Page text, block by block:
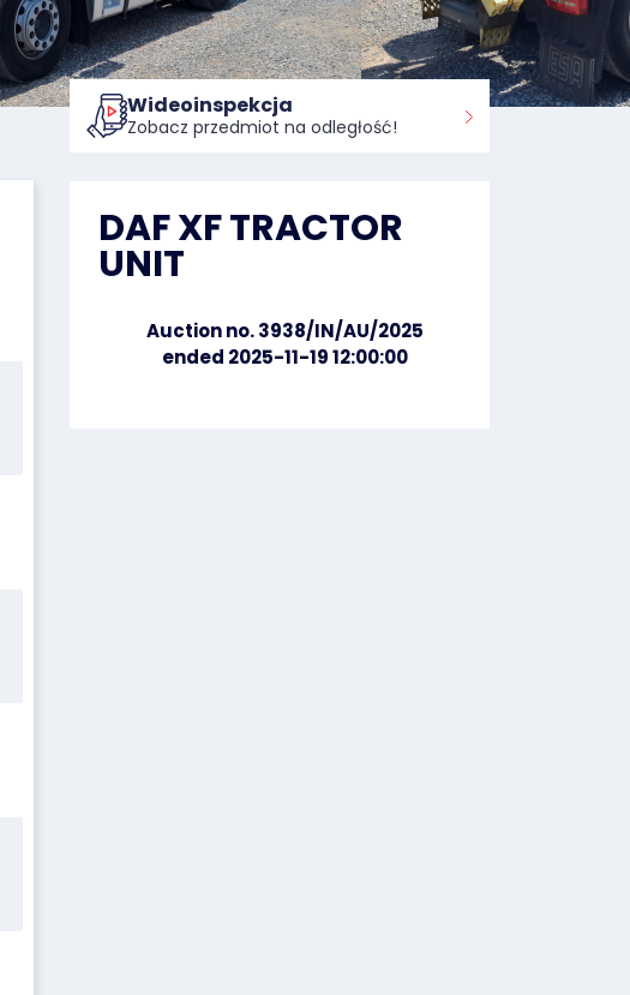
Wideoinspekcja
Zobacz przedmiot na odległość!
DAF XF TRACTOR
UNIT
Auction no. 3938/IN/AU/2025
ended 2025-11-19 12:00:00